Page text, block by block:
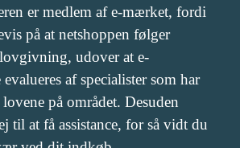
er medlem af e-mærket, fordi
på at netshoppen følger
udover at e-
af specialister som har
på området. Desuden
til at få assistance, for så vidt du